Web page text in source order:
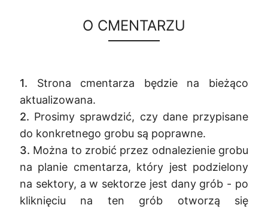
O CMENTARZU
1. Strona cmentarza będzie na bieżąco
aktualizowana.
2. Prosimy sprawdzić, czy dane przypisane
do konkretnego grobu są poprawne.
3. Można to zrobić przez odnalezienie grobu
na planie cmentarza, który jest podzielony
na sektory, a w sektorze jest dany grób - po
kliknięciu na ten grób otworzą się